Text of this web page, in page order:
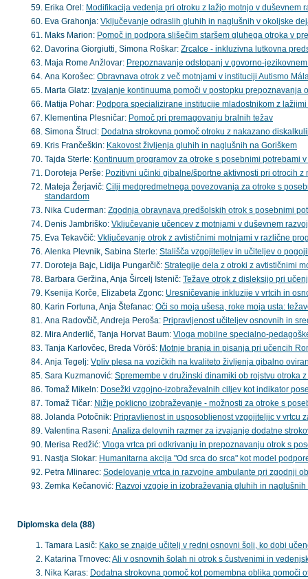
Erika Orel: Modifikacija vedenja pri otroku z lažjo motnjo v duševnem
Eva Grahonja: Vključevanje odraslih gluhih in naglušnih v okoljske
Maks Marion: Pomoč in podpora slišečim staršem gluhega otroka v
Davorina Giorgiutti, Simona Roškar: Zrcalce - inkluzivna lutkovna
Maja Rome Anžlovar: Prepoznavanje odstopanj v govorno-
Ana Korošec: Obravnava otrok z več motnjami v instituciji Autismo
Marta Glatz: Izvajanje kontinuuma pomoči v postopku prepoznavanja
Matija Pohar: Podpora specializirane institucije mladostnikom z
Klementina Plesničar: Pomoč pri premagovanju bralnih težav
Simona Štrucl: Dodatna strokovna pomoč otroku z nakazano
Kris Frančeškin: Kakovost življenja gluhih in naglušnih na Goriškem
Tajda Sterle: Kontinuum programov za otroke s posebnimi potrebami
Doroteja Perše: Pozitivni učinki gibalne/športne aktivnosti pri otrocih
Mateja Žerjavič: Cilji medpredmetnega povezovanja za otroke s
standardom
Nika Cuderman: Zgodnja obravnava predšolskih otrok s posebnimi
Denis Jambriško: Vključevanje učencev z motnjami v duševnem
Eva Tekavčič: Vključevanje otrok z avtističnimi motnjami v različne
Alenka Plevnik, Sabina Sterle: Stališča vzgojiteljev in učiteljev o
Doroteja Bajc, Lidija Pungarčič: Strategije dela z otroki z avtističnimi
Barbara Geržina, Anja Šircelj Istenič: Težave otrok z disleksijo pri
Ksenija Korče, Elizabeta Zgonc: Uresničevanje inkluzije v vrtcih in
Karin Fortuna, Anja Štefanac: Oči so moja ušesa, roke moja usta:
Ana Radovčič, Andreja Peroša: Pripravljenost učiteljev osnovnih in
Mira Anderlič, Tanja Horvat Baum: Vloga mobilne specialno-
Tanja Karlovčec, Breda Vöröš: Motnje branja in pisanja pri učencih
Anja Tegelj: Vpliv plesa na vozičkih na kvaliteto življenja gibalno
Sara Kuzmanović: Spremembe v družinski dinamiki ob rojstvu otroka
Tomaž Mikeln: Dosežki vzgojno-izobraževalnih ciljev kot indikator
Tomaž Tičar: Nižje poklicno izobraževanje - možnosti za otroke s
Jolanda Potočnik: Pripravljenost in usposobljenost vzgojiteljic v vrtcu
Valentina Raseni:Analiza delovnih razmer za izvajanje dodatne
Merisa Redžić: Vloga vrtca pri odkrivanju in prepoznavanju otrok s
Nastja Slokar: Humanitarna akcija "Od srca do srca" kot model
Petra Mlinarec: Sodelovanje vrtca in razvojne ambulante pri zgodnji
Zemka Kečanović: Razvoj vzgoje in izobraževanja gluhih in
Diplomska dela (88)
Tamara Lasič: Kako se znajde učitelj v redni osnovni šoli, ko dobi
Katarina Trnovec:Ali v osnovnih šolah ni otrok s čustvenimi in
Nika Karas: Dodatna strokovna pomoč kot pomembna oblika pomoči